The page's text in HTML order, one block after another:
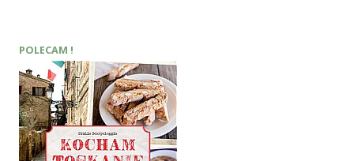
POLECAM !